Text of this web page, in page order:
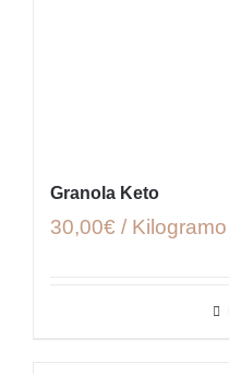
Granola Keto
30,00€ / Kilogramo